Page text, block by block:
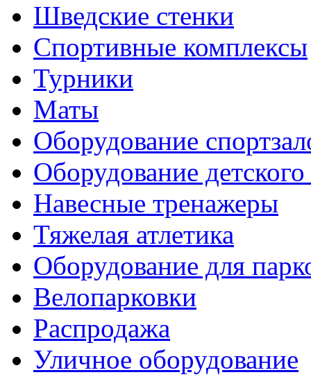
Шведские стенки
Cпортивные комплексы
Турники
Маты
Оборудование
Оборудование детского
Навесные тренажеры
Тяжелая атлетика
Оборудование для
Велопарковки
Распродажа
Уличное оборудование